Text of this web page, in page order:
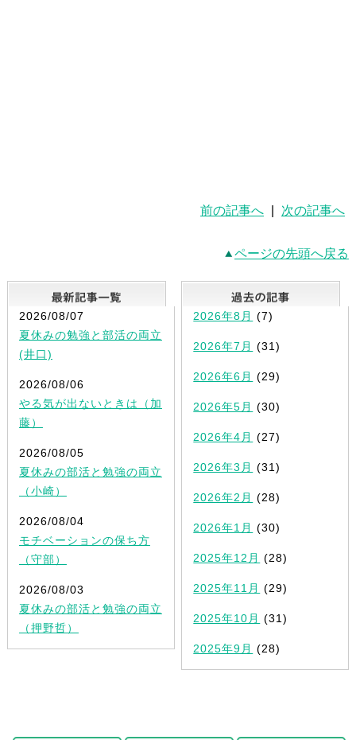
前の記事へ 次の記事へ
ページの先頭へ戻る
最新記事一覧
2026/08/07
夏休みの勉強と部活の両立
(井口)
2026/08/06
やる気が出ないときは（加
藤）
2026/08/05
夏休みの部活と勉強の両立
（小崎）
2026/08/04
モチベーションの保ち方
（守部）
2026/08/03
夏休みの部活と勉強の両立
（押野哲）
2026年8月 (7)
2026年7月 (31)
2026年6月 (29)
2026年5月 (30)
2026年4月 (27)
2026年3月 (31)
2026年2月 (28)
2026年1月 (30)
2025年12月 (28)
2025年11月 (29)
2025年10月 (31)
2025年9月 (28)